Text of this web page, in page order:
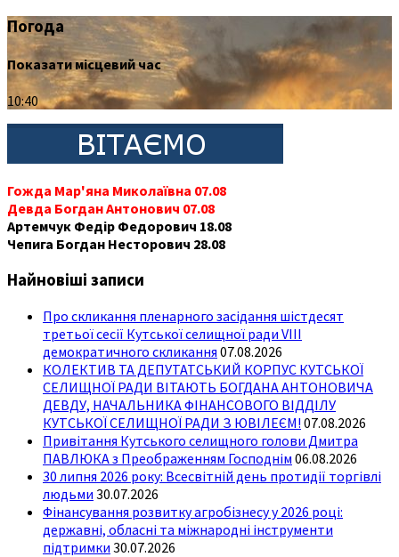
Погода
Показати місцевий час
10:40
Гожда Мар'яна Миколаївна 07.08
Девда Богдан Антонович 07.08
Артемчук Федір Федорович 18.08
Чепига Богдан Несторович 28.08
Найновіші записи
Про скликання пленарного засідання шістдесят
третьої сесії Кутської селищної ради VIII
демократичного скликання 07.08.2026
КОЛЕКТИВ ТА ДЕПУТАТСЬКИЙ КОРПУС КУТСЬКОЇ
СЕЛИЩНОЇ РАДИ ВІТАЮТЬ БОГДАНА АНТОНОВИЧА
ДЕВДУ, НАЧАЛЬНИКА ФІНАНСОВОГО ВІДДІЛУ
КУТСЬКОЇ СЕЛИЩНОЇ РАДИ З ЮВІЛЕЄМ! 07.08.2026
Привітання Кутського селищного голови Дмитра
ПАВЛЮКА з Преображенням Господнім 06.08.2026
30 липня 2026 року: Всесвітній день протидії торгівлі
людьми 30.07.2026
Фінансування розвитку агробізнесу у 2026 році:
державні, обласні та міжнародні інструменти
підтримки 30.07.2026